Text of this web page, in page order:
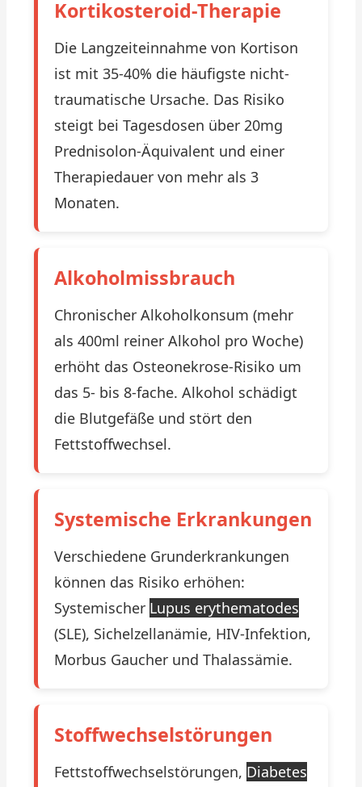
Kortikosteroid-Therapie
Die Langzeiteinnahme von Kortison
ist mit 35-40% die häufigste nicht-
traumatische Ursache. Das Risiko
steigt bei Tagesdosen über 20mg
Prednisolon-Äquivalent und einer
Therapiedauer von mehr als 3
Monaten.
Alkoholmissbrauch
Chronischer Alkoholkonsum (mehr
als 400ml reiner Alkohol pro Woche)
erhöht das Osteonekrose-Risiko um
das 5- bis 8-fache. Alkohol schädigt
die Blutgefäße und stört den
Fettstoffwechsel.
Systemische Erkrankungen
Verschiedene Grunderkrankungen
können das Risiko erhöhen:
Systemischer Lupus erythematodes
(SLE), Sichelzellanämie, HIV-Infektion,
Morbus Gaucher und Thalassämie.
Stoffwechselstörungen
Fettstoffwechselstörungen, Diabetes